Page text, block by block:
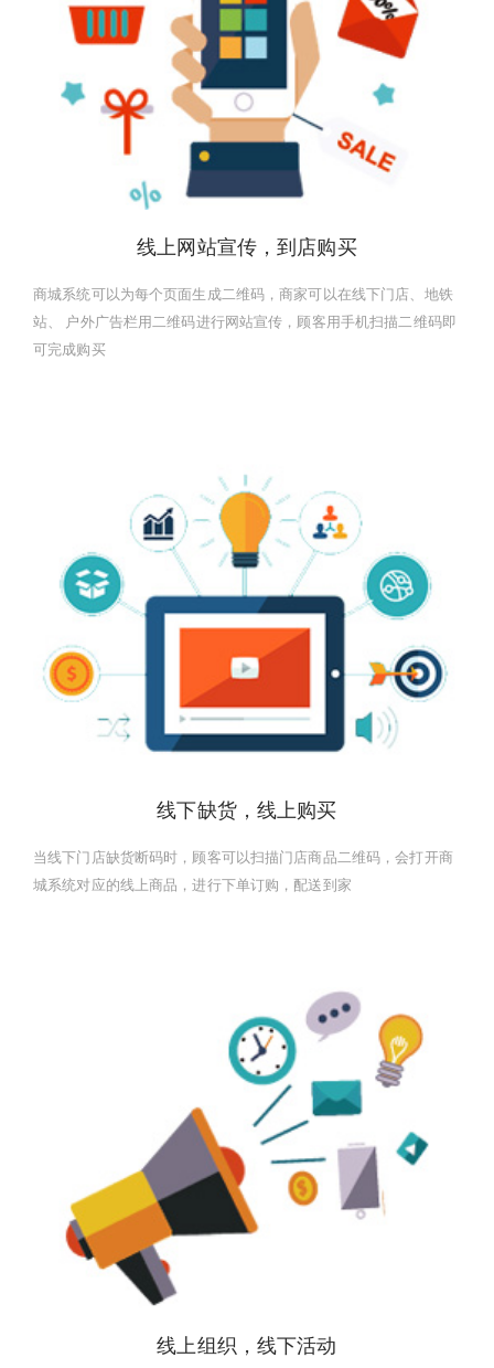
线上网站宣传，到店购买
商城系统可以为每个页面生成二维码，商家可以在线下门店、地铁
站、 户外广告栏用二维码进行网站宣传，顾客用手机扫描二维码即
可完成购买
线下缺货，线上购买
当线下门店缺货断码时，顾客可以扫描门店商品二维码，会打开商
城系统对应的线上商品，进行下单订购，配送到家
线上组织，线下活动